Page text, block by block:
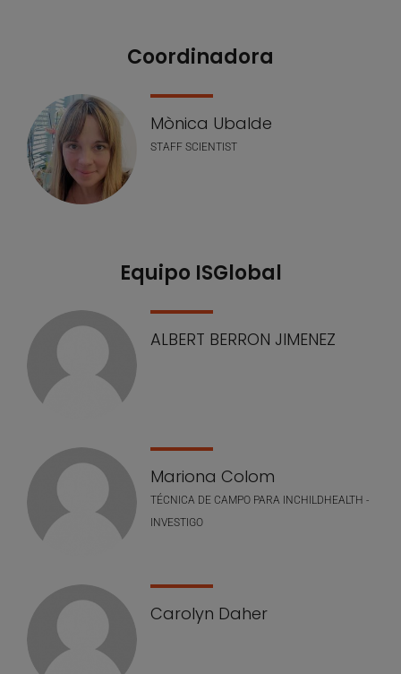
Nuestro equipoCoordinadora
Mònica Ubalde
STAFF SCIENTIST
Equipo ISGlobal
ALBERT BERRON JIMENEZ
Mariona Colom
TÉCNICA DE CAMPO PARA INCHILDHEALTH -
INVESTIGO
Carolyn Daher